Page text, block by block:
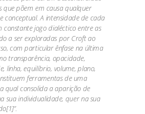
que põem em causa qualquer
conceptual. A intensidade de cada
jogo dialéctico entre as
a ser exploradas por Croft ao
com particular ênfase na última
transparência, opacidade,
linha, equilíbrio, volume, plano,
ferramentas de uma
qual consolida a aparição de
sua individualidade, quer na sua